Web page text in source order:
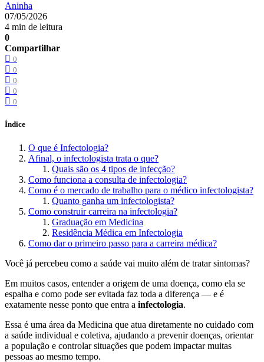
Aninha
07/05/2026
4 min de leitura
0
Compartilhar
0
0
0
0
0
Índice
O que é Infectologia?
Afinal, o infectologista trata o que?
Quais são os 4 tipos de infecção?
Como funciona a consulta de infectologia?
Como é o mercado de trabalho para o médico infectologista?
Quanto ganha um infectologista?
Como construir carreira na infectologia?
Graduação em Medicina
Residência Médica em Infectologia
Como dar o primeiro passo para a carreira médica?
Você já percebeu como a saúde vai muito além de tratar sintomas?
Em muitos casos, entender a origem de uma doença, como ela se
espalha e como pode ser evitada faz toda a diferença — e é
exatamente nesse ponto que entra a infectologia.
Essa é uma área da Medicina que atua diretamente no cuidado com
a saúde individual e coletiva, ajudando a prevenir doenças, orientar
a população e controlar situações que podem impactar muitas
pessoas ao mesmo tempo.